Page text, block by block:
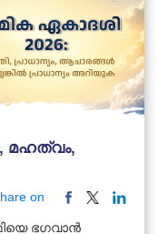
മഹത്വം,
on
ഭഗവാൻ